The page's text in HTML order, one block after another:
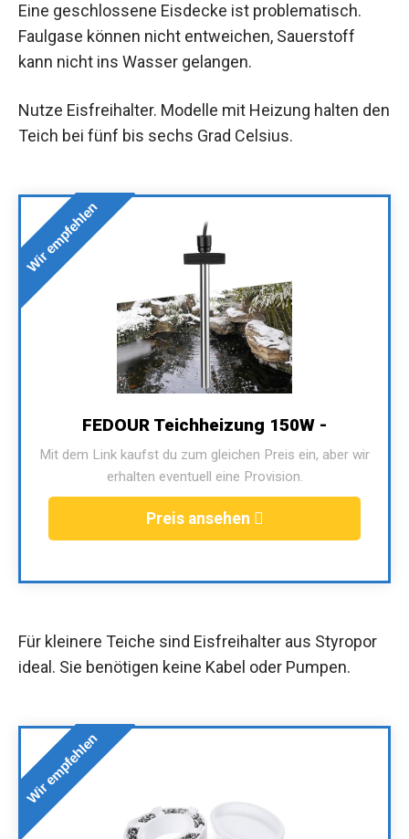
Eine geschlossene Eisdecke ist problematisch.
Faulgase können nicht entweichen, Sauerstoff
kann nicht ins Wasser gelangen.
Nutze Eisfreihalter. Modelle mit Heizung halten den
Teich bei fünf bis sechs Grad Celsius.
Wir empfehlen
FEDOUR Teichheizung 150W -
Mit dem Link kaufst du zum gleichen Preis ein, aber wir
erhalten eventuell eine Provision.
Preis ansehen
Für kleinere Teiche sind Eisfreihalter aus Styropor
ideal. Sie benötigen keine Kabel oder Pumpen.
Wir empfehlen